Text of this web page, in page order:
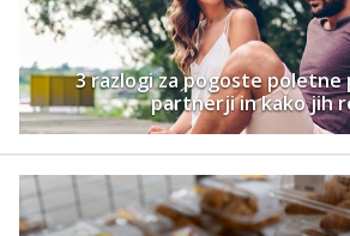
3 razlogi za pogoste poletne
partnerji in kako jih